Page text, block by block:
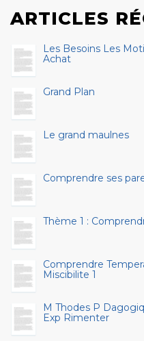
ARTICLES
Les Besoins Les
Achat
Grand Plan
Le grand maulnes
Comprendre ses
Thème 1 :
Comprendre
Miscibilite 1
M Thodes P
Exp Rimenter